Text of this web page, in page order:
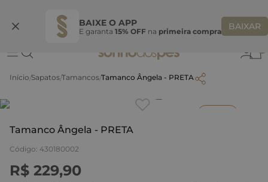
BAIXE O APP
E garanta 15% OFF na primeira compra BAIXAR
Ganhe 10% OFF na coleção utilizando o código do seu vendedor*
Sapatos Tamancos Tamanco Ângela - PRETA
Tamanco Ângela - PRETA
Código: 430180002
R$ 229,90